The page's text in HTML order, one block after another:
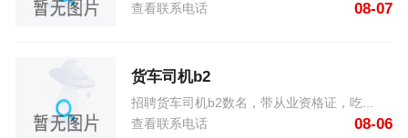
08-07
查看联系电话
08-07
货车司机b2
招聘货车司机b2数名，带从业资格证，吃...
查看联系电话
08-06